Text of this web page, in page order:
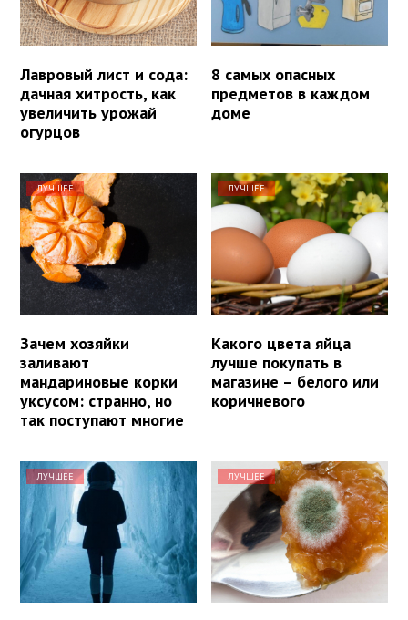
Лавровый лист и сода:
дачная хитрость, как
увеличить урожай
огурцов
8 самых опасных
предметов в каждом
доме
ЛУЧШЕЕ
Зачем хозяйки
заливают
мандариновые корки
уксусом: странно, но
так поступают многие
ЛУЧШЕЕ
Какого цвета яйца
лучше покупать в
магазине – белого или
коричневого
ЛУЧШЕЕ ЛУЧШЕЕ